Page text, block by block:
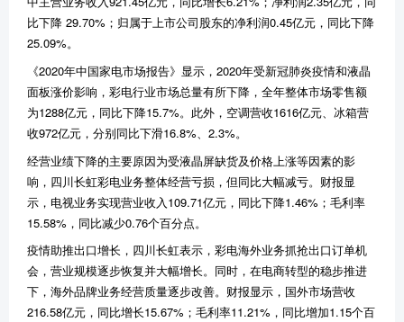
比下降 29.70%；归属于上市公司股东的净利润0.45亿元，同比下降
25.09%。
《2020年中国家电市场报告》显示，2020年受新冠肺炎疫情和液晶
面板涨价影响，彩电行业市场总量有所下降，全年整体市场零售额
为1288亿元，同比下降15.7%。此外，空调营收1616亿元、冰箱营
收972亿元，分别同比下滑16.8%、2.3%。
经营业绩下降的主要原因为受液晶屏缺货及价格上涨等因素的影
响，四川长虹彩电业务整体经营亏损，但同比大幅减亏。财报显
示，电视业务实现营业收入109.71亿元，同比下降1.46%；毛利率
15.58%，同比减少0.76个百分点。
疫情助推出口增长，四川长虹表示，彩电海外业务抓抢出口订单机
会，营业规模逐步恢复并大幅增长。同时，在电商转型的稳步推进
下，海外品牌业务经营质量逐步改善。财报显示，国外市场营收
216.58亿元，同比增长15.67%；毛利率11.21%，同比增加1.15个百